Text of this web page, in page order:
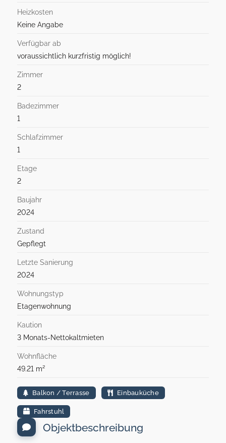
Heizkosten
Keine Angabe
Verfügbar ab
voraussichtlich kurzfristig möglich!
Zimmer
2
Badezimmer
1
Schlafzimmer
1
Etage
2
Baujahr
2024
Zustand
Gepflegt
Letzte Sanierung
2024
Wohnungstyp
Etagenwohnung
Kaution
3 Monats-Nettokaltmieten
Wohnfläche
49.21 m²
Balkon / Terrasse Einbauküche
Fahrstuhl
Objektbeschreibung